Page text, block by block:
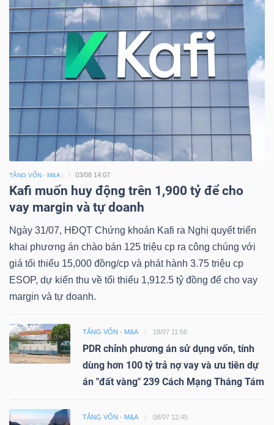
TĂNG VỐN - M&A 03/08 14:07
Kafi muốn huy động trên 1,900 tỷ để cho
vay margin và tự doanh
Ngày 31/07, HĐQT Chứng khoán Kafi ra Nghị quyết triển
khai phương án chào bán 125 triệu cp ra công chúng với
giá tối thiểu 15,000 đồng/cp và phát hành 3.75 triệu cp
ESOP, dự kiến thu về tối thiểu 1,912.5 tỷ đồng để cho vay
margin và tự doanh.
TĂNG VỐN - M&A 18/07 11:56
PDR chỉnh phương án sử dụng vốn, tính
dùng hơn 100 tỷ trả nợ vay và ưu tiên dự
án "đất vàng" 239 Cách Mạng Tháng Tám
TĂNG VỐN - M&A 08/07 12:45